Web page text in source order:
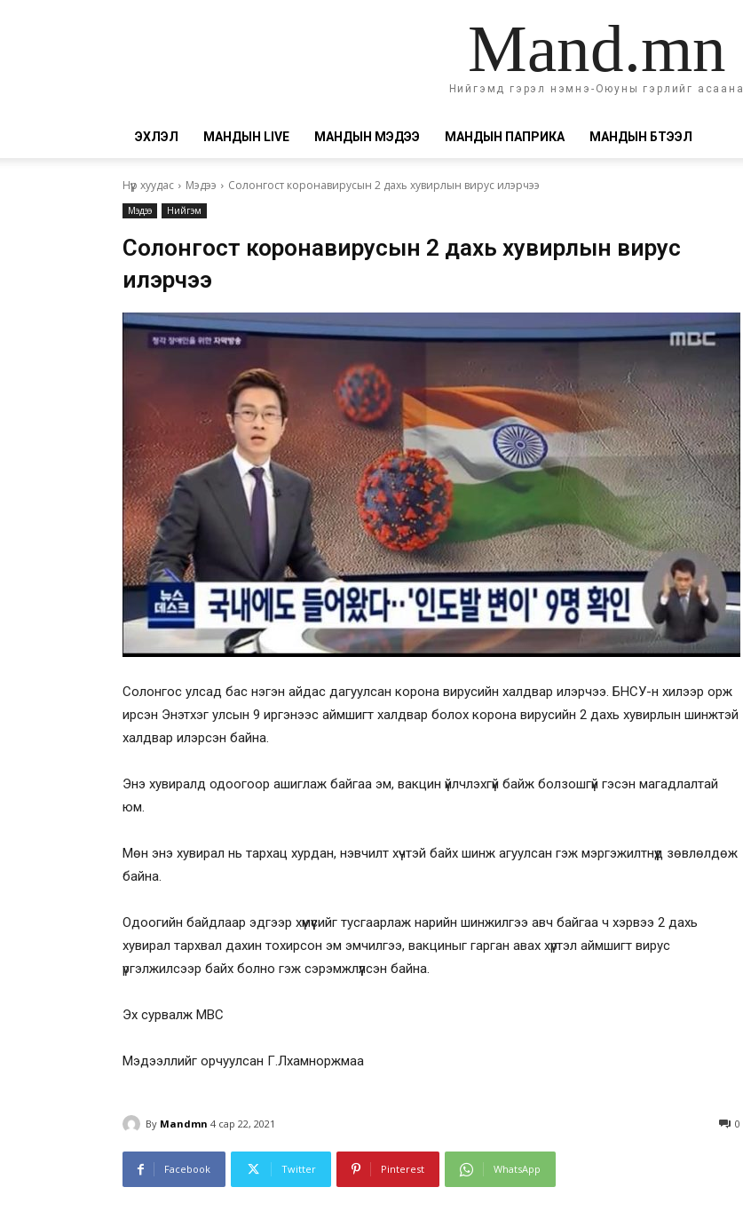
Mand.mn
Нийгэмд гэрэл нэмнэ-Оюуны гэрлийг асаана
ЭХЛЭЛ МАНДЫН LIVE МАНДЫН МЭДЭЭ МАНДЫН ПАПРИКА МАНДЫН БҮТЭЭЛ
Нүүр хуудас Мэдээ Солонгост коронавирусын 2 дахь хувирлын вирус илэрчээ
Мэдээ Нийгэм
Солонгост коронавирусын 2 дахь хувирлын вирус
илэрчээ
Солонгос улсад бас нэгэн айдас дагуулсан корона вирусийн халдвар илэрчээ. БНСУ-н хилээр орж
ирсэн Энэтхэг улсын 9 иргэнээс аймшигт халдвар болох корона вирусийн 2 дахь хувирлын шинжтэй
халдвар илэрсэн байна.
Энэ хувиралд одоогоор ашиглаж байгаа эм, вакцин үйлчлэхгүй байж болзошгүй гэсэн магадлалтай
юм.
Мөн энэ хувирал нь тархац хурдан, нэвчилт хүчтэй байх шинж агуулсан гэж мэргэжилтнүүд зөвлөлдөж
байна.
Одоогийн байдлаар эдгээр хүмүүсийг тусгаарлаж нарийн шинжилгээ авч байгаа ч хэрвээ 2 дахь
хувирал тархвал дахин тохирсон эм эмчилгээ, вакциныг гарган авах хүртэл аймшигт вирус
үргэлжилсээр байх болно гэж сэрэмжлүүлсэн байна.
Эх сурвалж MBC
Мэдээллийг орчуулсан Г.Лхамноржмаа
By Mandmn 4 сар 22, 2021 0
Facebook Twitter Pinterest WhatsApp